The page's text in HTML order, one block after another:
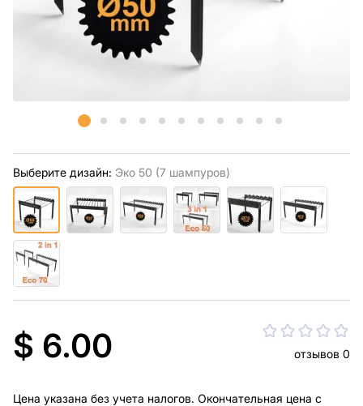
Выберите дизайн: Экo 50 (7 шампуров)
$ 6.00 отзывов 0
Цена указана без учета налогов. Окончательная цена с